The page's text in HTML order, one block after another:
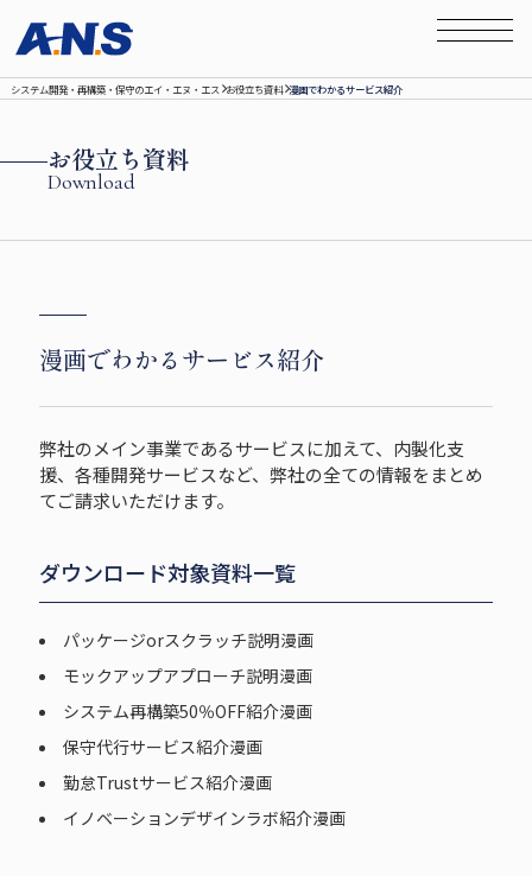
システム開発‧再構築‧保守のエイ‧エヌ‧エス お役立ち資料 漫画でわかるサービス紹介
Download
お役立ち資料
漫画でわかるサービス紹介
弊社のメイン事業であるサービスに加えて、内製化支
援、各種開発サービスなど、弊社の全ての情報をまとめ
てご請求いただけます。
ダウンロード対象資料一覧
パッケージorスクラッチ説明漫画
モックアップアプローチ説明漫画
システム再構築50％OFF紹介漫画
保守代行サービス紹介漫画
勤怠Trustサービス紹介漫画
イノベーションデザインラボ紹介漫画